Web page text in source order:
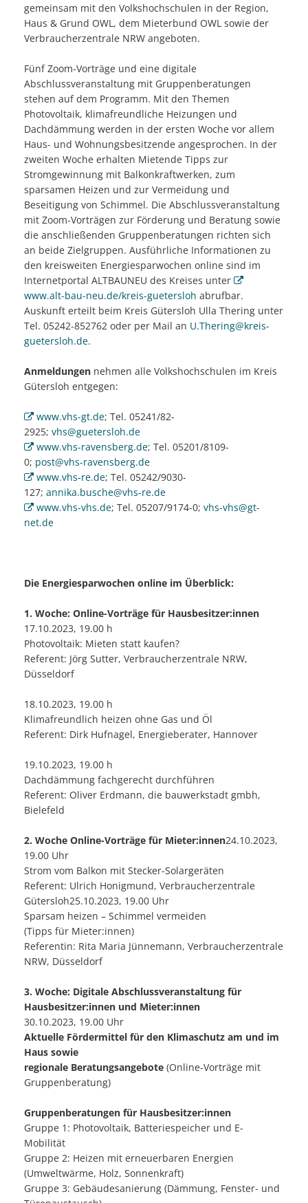
gemeinsam mit den Volkshochschulen in der Region,
Haus & Grund OWL, dem Mieterbund OWL sowie der
Verbraucherzentrale NRW angeboten.
Fünf Zoom-Vorträge und eine digitale
Abschlussveranstaltung mit Gruppenberatungen
stehen auf dem Programm. Mit den Themen
Photovoltaik, klimafreundliche Heizungen und
Dachdämmung werden in der ersten Woche vor allem
Haus- und Wohnungsbesitzende angesprochen. In der
zweiten Woche erhalten Mietende Tipps zur
Stromgewinnung mit Balkonkraftwerken, zum
sparsamen Heizen und zur Vermeidung und
Beseitigung von Schimmel. Die Abschlussveranstaltung
mit Zoom-Vorträgen zur Förderung und Beratung sowie
die anschließenden Gruppenberatungen richten sich
an beide Zielgruppen. Ausführliche Informationen zu
den kreisweiten Energiesparwochen online sind im
Internetportal ALTBAUNEU des Kreises unter
www.alt-bau-neu.de/kreis-guetersloh abrufbar.
Auskunft erteilt beim Kreis Gütersloh Ulla Thering unter
Tel. 05242-852762 oder per Mail an U.Thering@kreis-
guetersloh.de.
Anmeldungen nehmen alle Volkshochschulen im Kreis
Gütersloh entgegen:
www.vhs-gt.de; Tel. 05241/82-
2925; vhs@guetersloh.de
www.vhs-ravensberg.de; Tel. 05201/8109-
0; post@vhs-ravensberg.de
www.vhs-re.de; Tel. 05242/9030-
127; annika.busche@vhs-re.de
www.vhs-vhs.de; Tel. 05207/9174-0; vhs-vhs@gt-
net.de
Die Energiesparwochen online im Überblick:
1. Woche: Online-Vorträge für Hausbesitzer:innen
17.10.2023, 19.00 h
Photovoltaik: Mieten statt kaufen?
Referent: Jörg Sutter, Verbraucherzentrale NRW,
Düsseldorf
18.10.2023, 19.00 h
Klimafreundlich heizen ohne Gas und Öl
Referent: Dirk Hufnagel, Energieberater, Hannover
19.10.2023, 19.00 h
Dachdämmung fachgerecht durchführen
Referent: Oliver Erdmann, die bauwerkstadt gmbh,
Bielefeld
2. Woche Online-Vorträge für Mieter:innen24.10.2023,
19.00 Uhr
Strom vom Balkon mit Stecker-Solargeräten
Referent: Ulrich Honigmund, Verbraucherzentrale
Gütersloh25.10.2023, 19.00 Uhr
Sparsam heizen – Schimmel vermeiden
(Tipps für Mieter:innen)
Referentin: Rita Maria Jünnemann, Verbraucherzentrale
NRW, Düsseldorf
3. Woche: Digitale Abschlussveranstaltung für
Hausbesitzer:innen und Mieter:innen
30.10.2023, 19.00 Uhr
Aktuelle Fördermittel für den Klimaschutz am und im
Haus sowie
regionale Beratungsangebote (Online-Vorträge mit
Gruppenberatung)
Gruppenberatungen für Hausbesitzer:innen
Gruppe 1: Photovoltaik, Batteriespeicher und E-
Mobilität
Gruppe 2: Heizen mit erneuerbaren Energien
(Umweltwärme, Holz, Sonnenkraft)
Gruppe 3: Gebäudesanierung (Dämmung, Fenster- und